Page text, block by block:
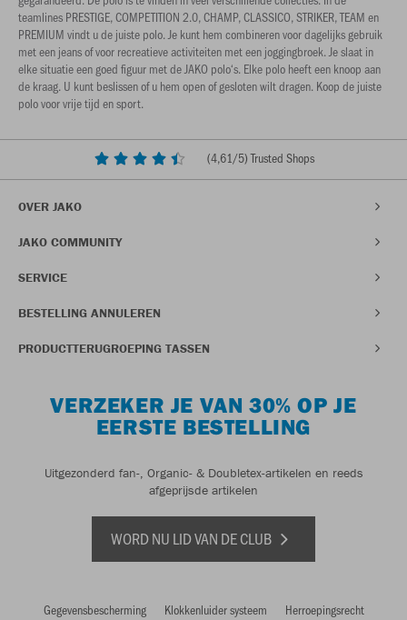
teamlines PRESTIGE, COMPETITION 2.0, CHAMP, CLASSICO, STRIKER, TEAM en
PREMIUM vindt u de juiste polo. Je kunt hem combineren voor dagelijks gebruik
met een jeans of voor recreatieve activiteiten met een joggingbroek. Je slaat in
elke situatie een goed figuur met de JAKO polo‘s. Elke polo heeft een knoop aan
de kraag. U kunt beslissen of u hem open of gesloten wilt dragen. Koop de juiste
polo voor vrije tijd en sport.
(4,61/5) Trusted Shops
OVER JAKO
JAKO COMMUNITY
SERVICE
BESTELLING ANNULEREN
PRODUCTTERUGROEPING TASSEN
VERZEKER JE VAN 30% OP JE
EERSTE BESTELLING
Uitgezonderd fan-, Organic- & Doubletex-artikelen en reeds
afgeprijsde artikelen
WORD NU LID VAN DE CLUB
Gegevensbescherming Klokkenluider systeem Herroepingsrecht